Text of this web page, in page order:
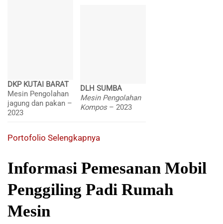
DKP KUTAI BARAT
Mesin Pengolahan
jagung dan pakan –
2023
DLH SUMBA
Mesin Pengolahan
Kompos – 2023
Portofolio Selengkapnya
Informasi Pemesanan Mobil
Penggiling Padi Rumah
Mesin